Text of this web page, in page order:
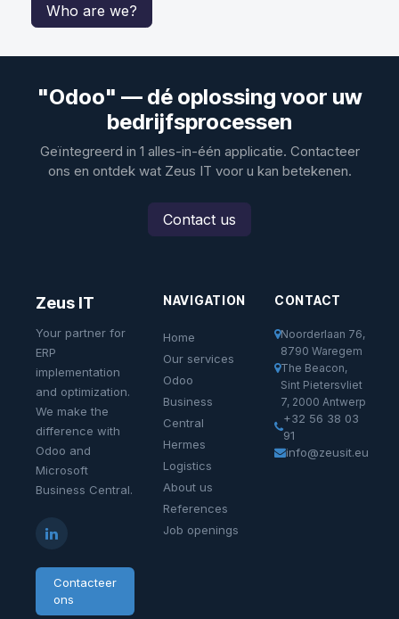
Who are we?
"Odoo" — dé oplossing voor uw
bedrijfsprocessen
Geïntegreerd in 1 alles-in-één applicatie. Contacteer
ons en ontdek wat Zeus IT voor u kan betekenen.
Contact us
Zeus IT
Your partner for
ERP
implementation
and optimization.
We make the
difference with
Odoo and
Microsoft
Business Central.
Contacteer
ons
NAVIGATION
Home
Our services
Odoo
Business
Central
Hermes
Logistics
About us
References
Job openings
CONTACT
Noorderlaan 76,
8790 Waregem
The Beacon,
Sint Pietersvliet
7, 2000 Antwerp
+32 56 38 03
91
info@zeusit.eu